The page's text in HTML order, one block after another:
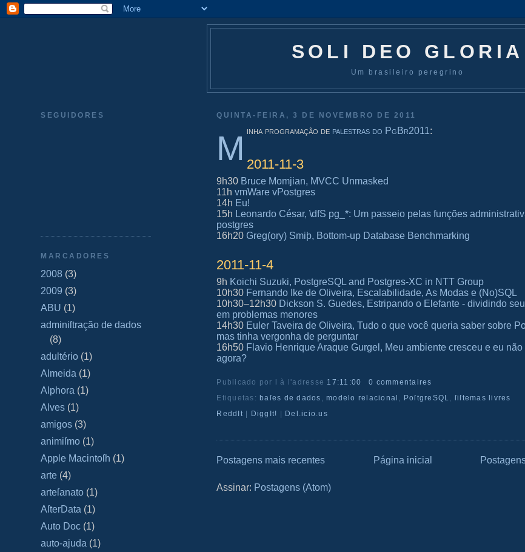
SOLI DEO GLORIA
Um brasileiro peregrino
SEGUIDORES
MARCADORES
2008 (3)
2009 (3)
ABU (1)
adminiſtração de dados
(8)
adultério (1)
Almeida (1)
Alphora (1)
Alves (1)
amigos (3)
animiſmo (1)
Apple Macintoſh (1)
arte (4)
arteſanato (1)
AſterData (1)
Auto Doc (1)
auto-ajuda (1)
QUINTA-FEIRA, 3 DE NOVEMBRO DE 2011
M inha programação de palestras do PgBr2011:
2011-11-3
9h30 Bruce Momjian, MVCC Unmasked
11hvmWare vPostgres
14h Eu!
15h Leonardo César, \dfS pg_*: Um passeio pelas funções
postgres
16h20 Greg(ory) Smiþ, Bottom-up Database Benchmarking
2011-11-4
9h Koichi Suzuki, PostgreSQL and Postgres-XC in NTT Group
10h30 Fernando Ike de Oliveira, Escalabilidade, As Modas e (No)SQL
10h30–12h30 Dickson S. Guedes, Estripando o Elefante - dividindo
em problemas menores
14h30 Euler Taveira de Oliveira, Tudo o que você queria saber sobre
mas tinha vergonha de perguntar
16h50 Flavio Henrique Araque Gurgel, Meu ambiente cresceu e eu
agora?
Publicado por là l'adresse 17:11:00
0 commentaires
Etiquetas: baſes de dados ,modelo relacional , PoſtgreSQL, ſiſtemas livres
ReddIt| DiggIt! Del.icio.us
Postagens mais recentes Página inicial
Assinar: Postagens (Atom)